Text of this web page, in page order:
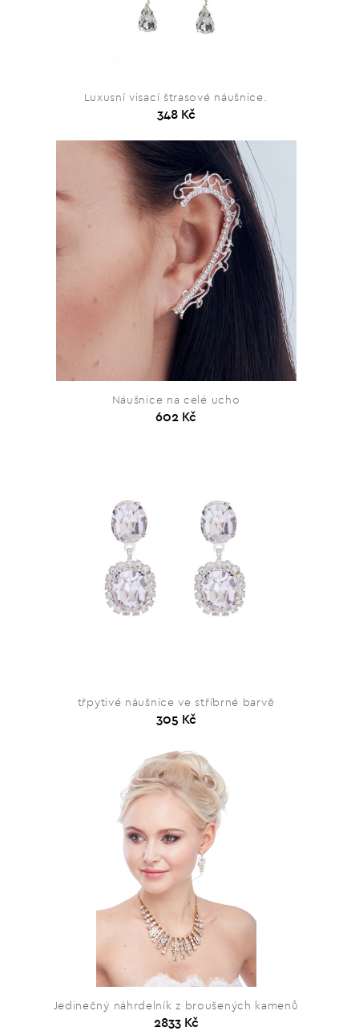
Luxusní visací štrasové náušnice.
348 Kč
Náušnice na celé ucho
602 Kč
třpytivé náušnice ve stříbrné barvě
305 Kč
Jedinečný náhrdelník z broušených kamenů
2833 Kč